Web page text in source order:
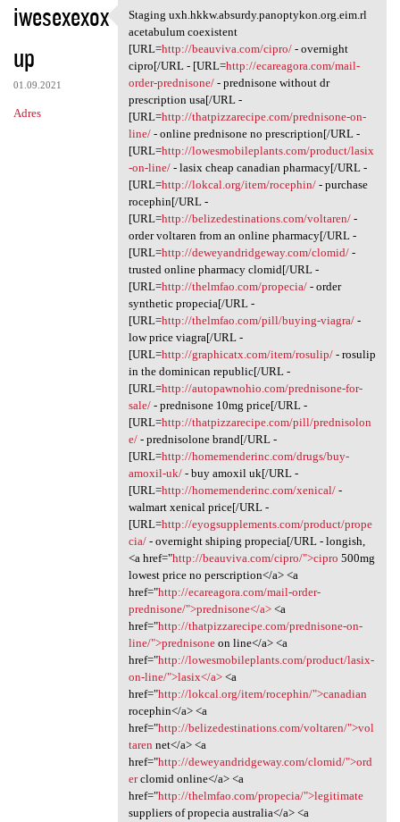
iwesexexox
up
01.09.2021
Adres
Staging uxh.hkkw.absurdy
Staging uxh.hkkw.absurdy.panoptykon.org.eim.rl
acetabulum coexistent
[URL=http://beauviva.com/cipro/- overnight
cipro[/URL - [URL=http://ecareagora.com/mail-
order-prednisone/- prednisone without dr
prescription usa[/URL -
[URL=http://thatpizzarecipe.com/prednisone-on-
line/- online prednisone no prescription[/URL -
[URL=http://lowesmobileplants.com/product/lasix
-on-line/- lasix cheap canadian pharmacy[/URL -
[URL=http://lokcal.org/item/rocephin/- purchase
rocephin[/URL -
[URL=http://belizedestinations.com/voltaren/-
order voltaren from an online pharmacy[/URL -
[URL=http://deweyandridgeway.com/clomid/-
trusted online pharmacy clomid[/URL -
[URL=http://thelmfao.com/propecia/- order
synthetic propecia[/URL -
[URL=http://thelmfao.com/pill/buying-viagra/-
low price viagra[/URL -
[URL=http://graphicatx.com/item/rosulip/- rosulip
in the dominican republic[/URL -
[URL=http://autopawnohio.com/prednisone-for-
sale/- prednisone 10mg price[/URL -
[URL=http://thatpizzarecipe.com/pill/prednisolon
e/- prednisolone brand[/URL -
[URL=http://homemenderinc.com/drugs/buy-
amoxil-uk/- buy amoxil uk[/URL -
[URL=http://homemenderinc.com/xenical/-
walmart xenical price[/URL -
[URL=http://eyogsupplements.com/product/prope
cia/- overnight shiping propecia[/URL - longish,
<a href="http://beauviva.com/cipro/">cipro 500mg
lowest price no perscription</a> <a
href="http://ecareagora.com/mail-order-
prednisone/">prednisone</a><a
href="http://thatpizzarecipe.com/prednisone-on-
line/">prednisoneon line</a> <a
href="http://lowesmobileplants.com/product/lasix-
on-line/">lasix</a><a
href="http://lokcal.org/item/rocephin/">canadian
rocephin</a> <a
href="http://belizedestinations.com/voltaren/">vol
taren net</a> <a
href="http://deweyandridgeway.com/clomid/">ord
erclomid online</a> <a
href="http://thelmfao.com/propecia/">legitimate
suppliers of propecia australia</a> <a